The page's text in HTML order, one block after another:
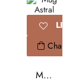
LISTE
Chariot
Mug